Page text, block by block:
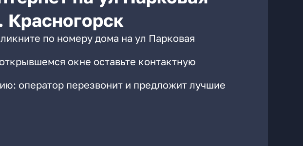
Красногорск
по номеру дома на ул Парковая
окне оставьте контактную
оператор перезвонит и предложит лучшие